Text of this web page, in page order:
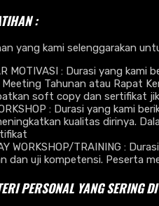
:
yang kami selenggarakan
MOTIVASI : Durasi yang
Meeting Tahunan atau Rapat
soft copy dan sertifikat
: Durasi yang kami
kualitas dirinya.
WORKSHOP/TRAINING :
dan uji kompetensi. Peserta
PERSONAL YANG SERING